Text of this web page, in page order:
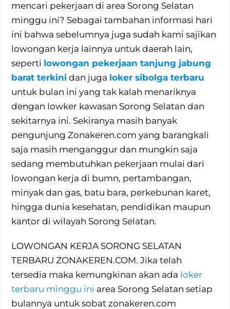
mencari pekerjaan di area Sorong Selatan
minggu ini? Sebagai tambahan informasi hari
ini bahwa sebelumnya juga sudah kami sajikan
lowongan kerja lainnya untuk daerah lain,
seperti lowongan pekerjaan tanjung jabung
barat terkini dan juga loker sibolga terbaru
untuk bulan ini yang tak kalah menariknya
dengan lowker kawasan Sorong Selatan dan
sekitarnya ini. Sekiranya masih banyak
pengunjung Zonakeren.com yang barangkali
saja masih menganggur dan mungkin saja
sedang membutuhkan pekerjaan mulai dari
lowongan kerja di bumn, pertambangan,
minyak dan gas, batu bara, perkebunan karet,
hingga dunia kesehatan, pendidikan maupun
kantor di wilayah Sorong Selatan.
LOWONGAN KERJA SORONG SELATAN
TERBARU ZONAKEREN.COM. Jika telah
tersedia maka kemungkinan akan ada loker
terbaru minggu ini area Sorong Selatan setiap
bulannya untuk sobat zonakeren.com